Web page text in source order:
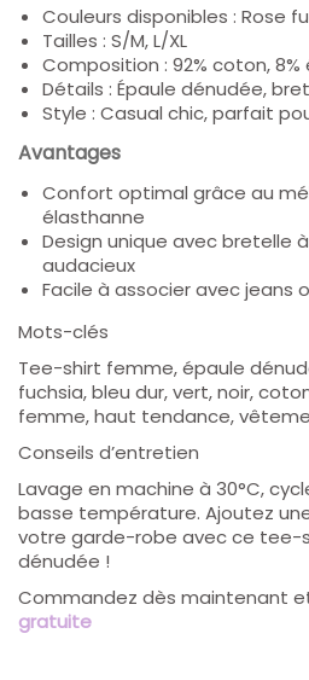
Couleurs disponibles : Rose
Tailles : S/M, L/XL
Composition : 92% coton,
Détails : Épaule dénudée,
Style : Casual chic, parfait
Avantages
Confort optimal grâce au
élasthanne
Design unique avec bretelle
audacieux
Facile à associer avec jeans
Mots-clés
Tee-shirt femme, épaule
fuchsia, bleu dur, vert, noir,
femme, haut tendance,
Conseils d’entretien
Lavage en machine à 30°C,
basse température. Ajoutez
votre garde-robe avec ce tee-
dénudée !
Commandez dès maintenant
gratuite